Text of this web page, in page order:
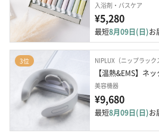
入浴剤・バスケア
¥5,280
最短8月09日(日)お
3位 NIPLUX（ニップラック
【温熱&EMS】ネ
美容機器
¥9,680
最短8月09日(日)お